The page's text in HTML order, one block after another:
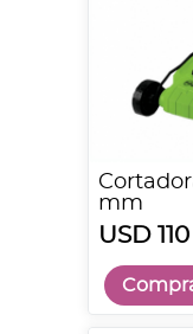
mm
USD 110